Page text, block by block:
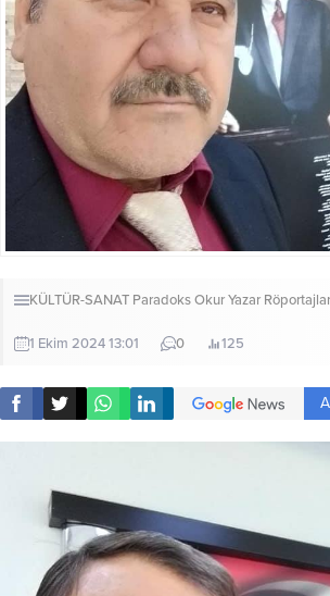
KÜLTÜR-SANAT Paradoks Okur Yazar
1 Ekim 2024 13:01 0 125